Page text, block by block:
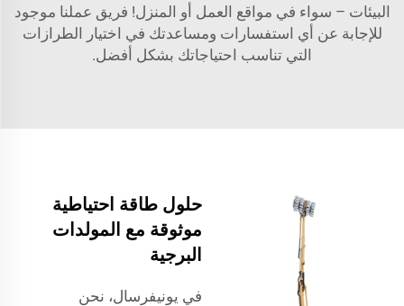
البيئات – سواء في مواقع العمل أو المنزل! فريق عملنا موجود
للإجابة عن أي استفسارات ومساعدتك في اختيار الطرازات
التي تناسب احتياجاتك بشكل أفضل.
حلول طاقة احتياطية
موثوقة مع المولدات
البرجية
في يونيفرسال، نحن